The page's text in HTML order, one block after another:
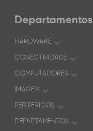
Departamentos
HARDWARE
CONECTIVIDADE
COMPUTADORES
IMAGEM
PERIFÉRICOS
DEPARTAMENTOS